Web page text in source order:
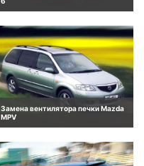
Замена вентилятора печки Mazda
MPV